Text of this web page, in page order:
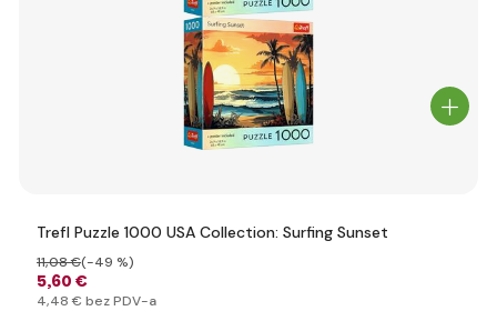
Trefl Puzzle 1000 USA Collection: Surfing Sunset
5,60 €
11,08 €(-49 %)
4,48 € bez PDV-a